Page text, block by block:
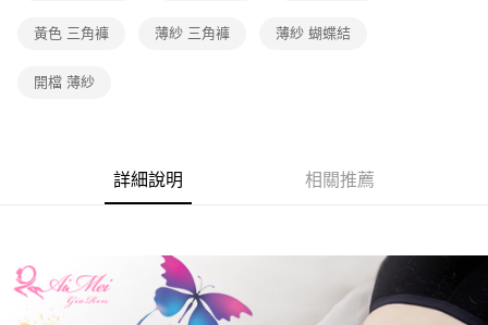
每筆NT$60，滿NT$600(含以上)免運費
付款後7-11取貨
宅配
每筆NT$80，滿NT$600(含以上)免運費
黃色 三角褲 薄紗 三角褲 薄紗 蝴蝶結
開檔 薄紗
詳細說明 相關推薦